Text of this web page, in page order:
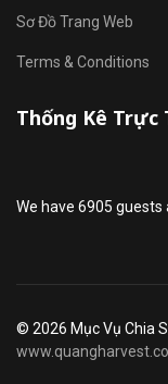
Sơ Đồ Trang Web
Terms & Conditions
Thống Kê Trực
We have 6905
© 2026 Mục Vụ Chia